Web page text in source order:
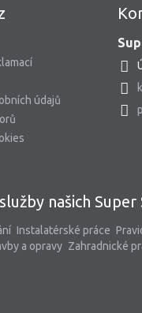
údajů
našich Super
Instalatérské práce
a opravy Zahradnické